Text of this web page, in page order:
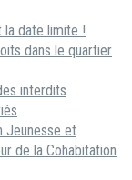
la date limite !
dans le quartier
interdits
Jeunesse et
de la Cohabitation